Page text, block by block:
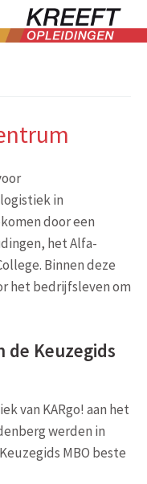
in
door een
het Alfa-
Binnen deze
het bedrijfsleven om
de Keuzegids
van KARgo! aan het
werden in
MBO beste